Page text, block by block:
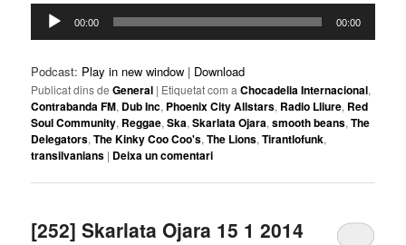
Reproductor
d'àudio
00:00 00:00
Podcast: Play in new window | Download
Publicat dins de General | Etiquetat com a Chocadelia Internacional,
Contrabanda FM, Dub Inc, Phoenix City Allstars, Radio Lliure, Red
Soul Community, Reggae,Ska,Skarlata Ojara,smooth beans,The
Delegators,The Kinky Coo Coo's,The Lions,Tirantlofunk,
transilvanians | Deixa un comentari
[252] Skarlata Ojara 15 1 2014